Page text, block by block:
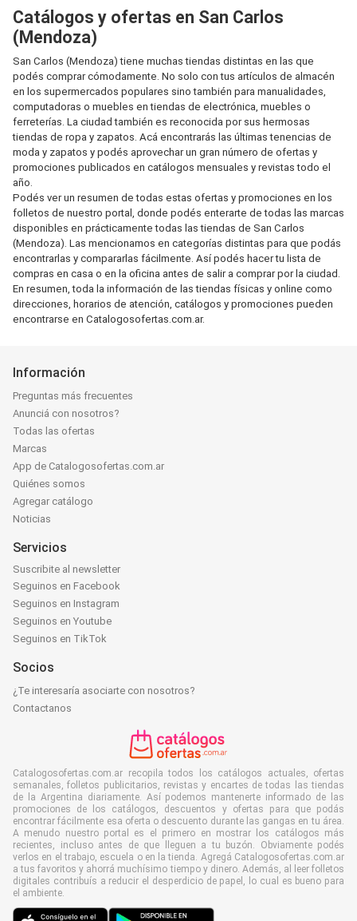
Catálogos y ofertas en San Carlos
(Mendoza)
San Carlos (Mendoza) tiene muchas tiendas distintas en las que
podés comprar cómodamente. No solo con tus artículos de almacén
en los supermercados populares sino también para manualidades,
computadoras o muebles en tiendas de electrónica, muebles o
ferreterías. La ciudad también es reconocida por sus hermosas
tiendas de ropa y zapatos. Acá encontrarás las últimas tenencias de
moda y zapatos y podés aprovechar un gran número de ofertas y
promociones publicados en catálogos mensuales y revistas todo el
año.
Podés ver un resumen de todas estas ofertas y promociones en los
folletos de nuestro portal, donde podés enterarte de todas las marcas
disponibles en prácticamente todas las tiendas de San Carlos
(Mendoza). Las mencionamos en categorías distintas para que podás
encontrarlas y compararlas fácilmente. Así podés hacer tu lista de
compras en casa o en la oficina antes de salir a comprar por la ciudad.
En resumen, toda la información de las tiendas físicas y online como
direcciones, horarios de atención, catálogos y promociones pueden
encontrarse en Catalogosofertas.com.ar.
Información
Preguntas más frecuentes
Anunciá con nosotros?
Todas las ofertas
Marcas
App de Catalogosofertas.com.ar
Quiénes somos
Agregar catálogo
Noticias
Servicios
Suscribite al newsletter
Seguinos en Facebook
Seguinos en Instagram
Seguinos en Youtube
Seguinos en TikTok
Socios
¿Te interesaría asociarte con nosotros?
Contactanos
Catalogosofertas.com.ar recopila todos los catálogos actuales, ofertas
semanales, folletos publicitarios, revistas y encartes de todas las tiendas
de la Argentina diariamente. Así podemos mantenerte informado de las
promociones de los catálogos, descuentos y ofertas para que podás
encontrar fácilmente esa oferta o descuento durante las gangas en tu área.
A menudo nuestro portal es el primero en mostrar los catálogos más
recientes, incluso antes de que lleguen a tu buzón. Obviamente podés
verlos en el trabajo, escuela o en la tienda. Agregá Catalogosofertas.com.ar
a tus favoritos y ahorrá muchísimo tiempo y dinero. Además, al leer folletos
digitales contribuís a reducir el desperdicio de papel, lo cual es bueno para
el ambiente.